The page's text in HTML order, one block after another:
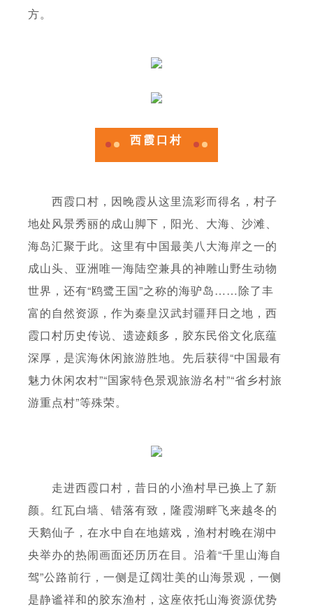
方。
西霞口村
西霞口村，因晚霞从这里流彩而得名，村子
地处风景秀丽的成山脚下，阳光、大海、沙滩、
海岛汇聚于此。这里有中国最美八大海岸之一的
成山头、亚洲唯一海陆空兼具的神雕山野生动物
世界，还有“鸥鹭王国”之称的海驴岛……除了丰
富的自然资源，作为秦皇汉武封疆拜日之地，西
霞口村历史传说、遗迹颇多，胶东民俗文化底蕴
深厚，是滨海休闲旅游胜地。先后获得“中国最有
魅力休闲农村”“国家特色景观旅游名村”“省乡村旅
游重点村”等殊荣。
走进西霞口村，昔日的小渔村早已换上了新
颜。红瓦白墙、错落有致，隆霞湖畔飞来越冬的
天鹅仙子，在水中自在地嬉戏，渔村村晚在湖中
央举办的热闹画面还历历在目。沿着“千里山海自
驾”公路前行，一侧是辽阔壮美的山海景观，一侧
是静谧祥和的胶东渔村，这座依托山海资源优势